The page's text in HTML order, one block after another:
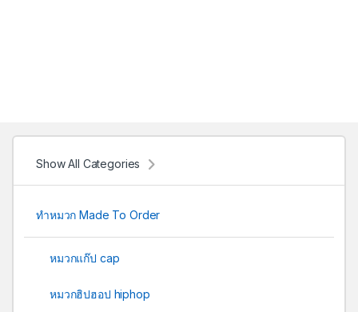
Show All Categories
ทำหมวก Made To Order
หมวกแก๊ป cap
หมวกฮิปฮอป hiphop